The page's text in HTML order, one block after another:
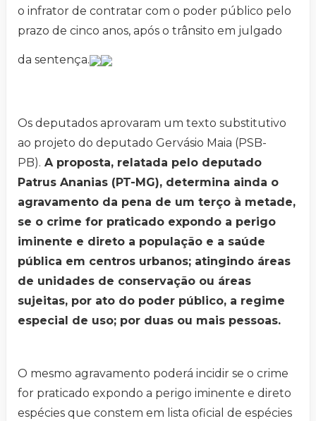
o infrator de contratar com o poder público pelo
prazo de cinco anos, após o trânsito em julgado
da sentença.
Os deputados aprovaram um texto substitutivo
ao projeto do deputado Gervásio Maia (PSB-
PB). A proposta, relatada pelo deputado
Patrus Ananias (PT-MG), determina ainda o
agravamento da pena de um terço à metade,
se o crime for praticado expondo a perigo
iminente e direto a população e a saúde
pública em centros urbanos; atingindo áreas
de unidades de conservação ou áreas
sujeitas, por ato do poder público, a regime
especial de uso; por duas ou mais pessoas.
O mesmo agravamento poderá incidir se o crime
for praticado expondo a perigo iminente e direto
espécies que constem em lista oficial de espécies